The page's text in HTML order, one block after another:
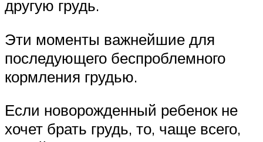
другую грудь.
Эти моменты важнейшие для
последующего беспроблемного
кормления грудью.
Если новорожденный ребенок не
хочет брать грудь, то, чаще всего,